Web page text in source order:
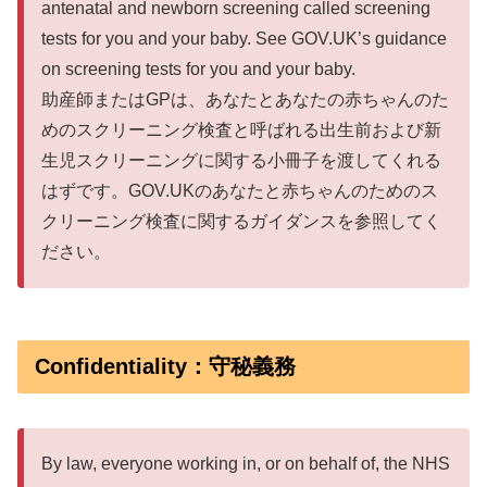
antenatal and newborn screening called screening
tests for you and your baby. See GOV.UK’s guidance
on screening tests for you and your baby.
助産師またはGPは、あなたとあなたの赤ちゃんのた
めのスクリーニング検査と呼ばれる出生前および新
生児スクリーニングに関する小冊子を渡してくれる
はずです。GOV.UKのあなたと赤ちゃんのためのス
クリーニング検査に関するガイダンスを参照してく
ださい。
Confidentiality：守秘義務
By law, everyone working in, or on behalf of, the NHS